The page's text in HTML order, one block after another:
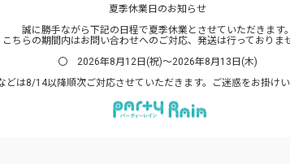
夏季休業日のお知らせ
誠に勝手ながら下記の日程で夏季休業とさせていただきます。
こちらの期間内はお問い合わせへのご対応、発送は行っておりま
〇 2026年8月12日(祝)～2026年8月13日(木)
は8/14以降順次ご対応させていただきます。ご迷惑をお掛け